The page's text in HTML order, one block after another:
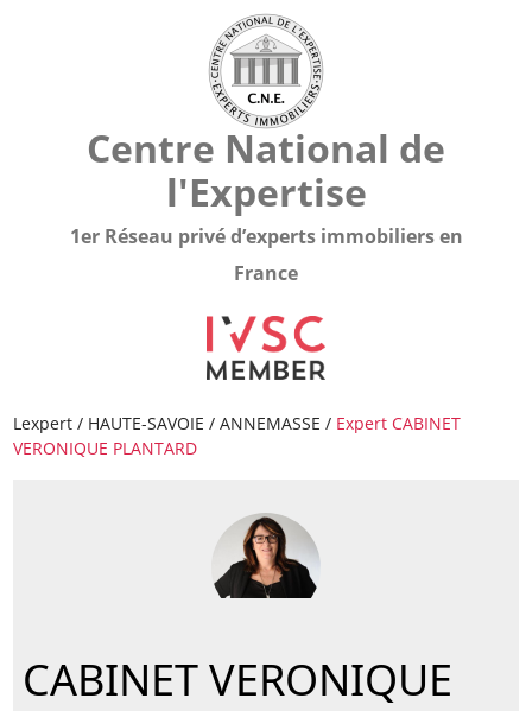
Centre National de
l'Expertise
1er Réseau privé d’experts immobiliers en
France
Lexpert / HAUTE-SAVOIE /ANNEMASSE / Expert CABINET
VERONIQUE PLANTARD
CABINET VERONIQUE